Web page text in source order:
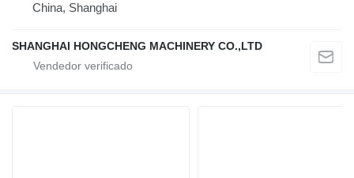
China, Shanghai
SHANGHAI HONGCHENG MACHINERY CO.,LTD